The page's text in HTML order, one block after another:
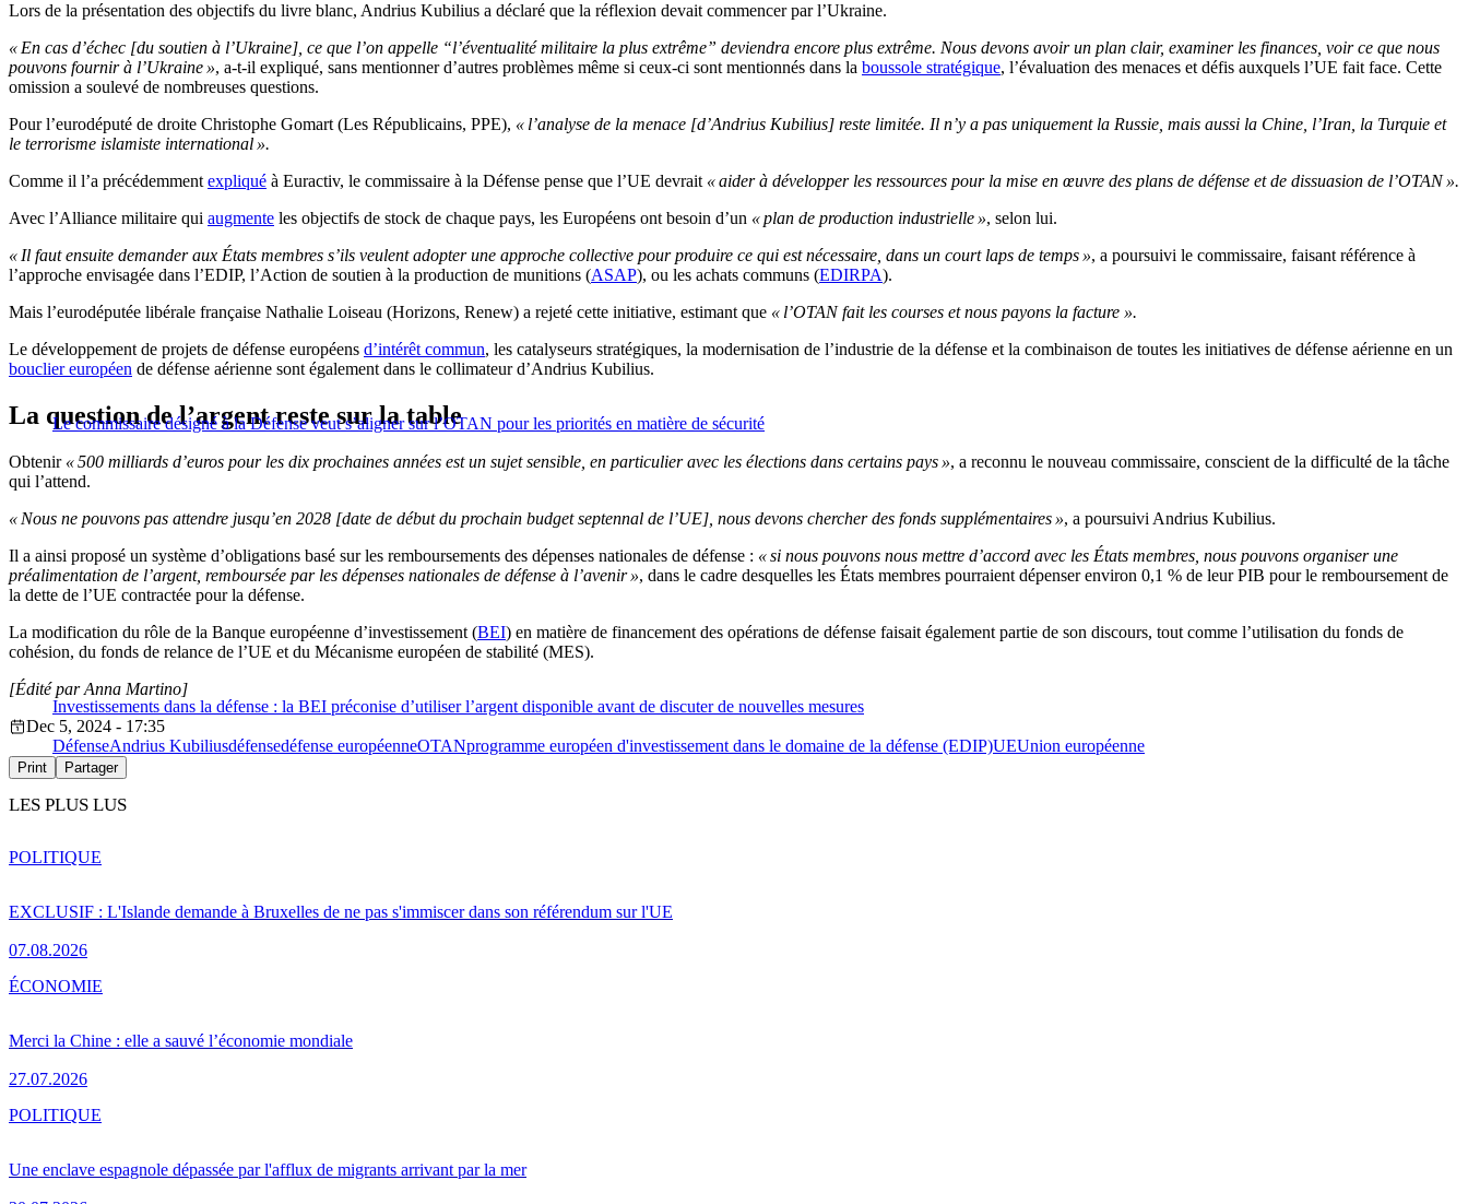
Lors de la présentation des objectifs du livre blanc, Andrius Kubilius a déclaré que la réflexion devait commencer par l’Ukraine.
« En cas d’échec [du soutien à l’Ukraine], ce que l’on appelle “l’éventualité militaire la plus extrême” deviendra encore plus extrême. Nous devons avoir un plan clair, examiner les finances, voir ce que nous
pouvons fournir à l’Ukraine », a-t-il expliqué, sans mentionner d’autres problèmes même si ceux-ci sont mentionnés dans la boussole stratégique, l’évaluation des menaces et défis auxquels l’UE fait face. Cette
omission a soulevé de nombreuses questions.
Pour l’eurodéputé de droite Christophe Gomart (Les Républicains, PPE), « l’analyse de la menace [d’Andrius Kubilius] reste limitée. Il n’y a pas uniquement la Russie, mais aussi la Chine, l’Iran, la Turquie et
le terrorisme islamiste international ».
Comme il l’a précédemment expliqué à Euractiv, le commissaire à la Défense pense que l’UE devrait « aider à développer les ressources pour la mise en œuvre des plans de défense et de dissuasion de l’OTAN ».
Avec l’Alliance militaire qui augmente les objectifs de stock de chaque pays, les Européens ont besoin d’un « plan de production industrielle », selon lui.
« Il faut ensuite demander aux États membres s’ils veulent adopter une approche collective pour produire ce qui est nécessaire, dans un court laps de temps », a poursuivi le commissaire, faisant référence à
l’approche envisagée dans l’EDIP, l’Action de soutien à la production de munitions (ASAP), ou les achats communs (EDIRPA).
Mais l’eurodéputée libérale française Nathalie Loiseau (Horizons, Renew) a rejeté cette initiative, estimant que « l’OTAN fait les courses et nous payons la facture ».
Le développement de projets de défense européens d’intérêt commun, les catalyseurs stratégiques, la modernisation de l’industrie de la défense et la combinaison de toutes les initiatives de défense aérienne en un
bouclier européen de défense aérienne sont également dans le collimateur d’Andrius Kubilius.
Le commissaire désigné à la Défense veut s’aligner sur l’OTAN pour les priorités en matière de sécurité
La question de l’argent reste sur la table
Obtenir « 500 milliards d’euros pour les dix prochaines années est un sujet sensible, en particulier avec les élections dans certains pays », a reconnu le nouveau commissaire, conscient de la difficulté de la tâche
qui l’attend.
« Nous ne pouvons pas attendre jusqu’en 2028 [date de début du prochain budget septennal de l’UE], nous devons chercher des fonds supplémentaires », a poursuivi Andrius Kubilius.
Il a ainsi proposé un système d’obligations basé sur les remboursements des dépenses nationales de défense : « si nous pouvons nous mettre d’accord avec les États membres, nous pouvons organiser une
préalimentation de l’argent, remboursée par les dépenses nationales de défense à l’avenir », dans le cadre desquelles les États membres pourraient dépenser environ 0,1 % de leur PIB pour le remboursement de
la dette de l’UE contractée pour la défense.
La modification du rôle de la Banque européenne d’investissement (BEI) en matière de financement des opérations de défense faisait également partie de son discours, tout comme l’utilisation du fonds de
cohésion, du fonds de relance de l’UE et du Mécanisme européen de stabilité (MES).
Investissements dans la défense : la BEI préconise d’utiliser l’argent disponible avant de discuter de nouvelles mesures
[Édité par Anna Martino]
Dec 5, 2024 - 17:35
DéfenseAndrius Kubiliusdéfensedéfense européenneOTANprogramme européen d'investissement dans le domaine de la défense (EDIP)UEUnion européenne
Print Partager
LES PLUS LUS
EXCLUSIF : L'Islande demande à Bruxelles de ne pas s'immiscer dans son référendum sur l'UE
07.08.2026
POLITIQUE
Merci la Chine : elle a sauvé l’économie mondiale
27.07.2026
ÉCONOMIE
Une enclave espagnole dépassée par l'afflux de migrants arrivant par la mer
POLITIQUE